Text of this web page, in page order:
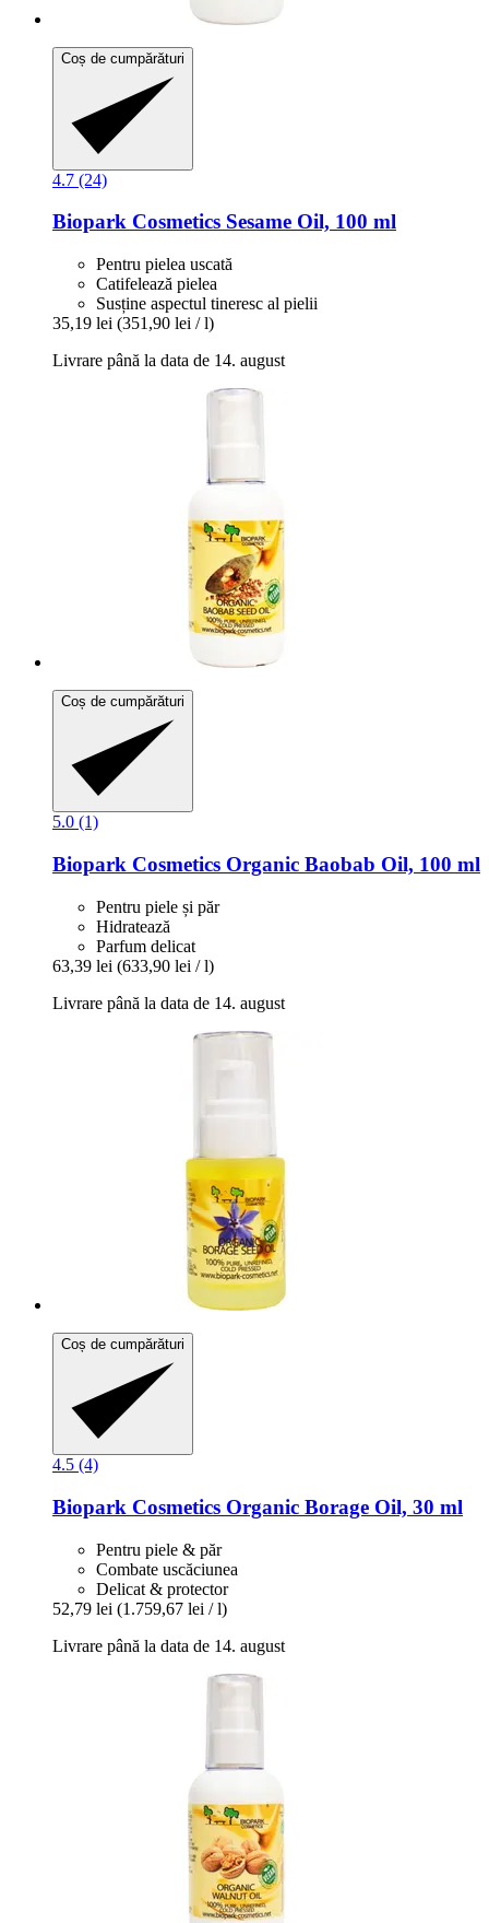
Coș de cumpărături
4.7 (24)
Biopark Cosmetics Sesame Oil, 100 ml
Pentru pielea uscată
Catifelează pielea
Susține aspectul tineresc al pielii
35,19 lei (351,90 lei / l)
Livrare până la data de 14. august
Coș de cumpărături
5.0 (1)
Biopark Cosmetics Organic Baobab Oil, 100 ml
Pentru piele și păr
Hidratează
Parfum delicat
63,39 lei (633,90 lei / l)
Livrare până la data de 14. august
Coș de cumpărături
4.5 (4)
Biopark Cosmetics Organic Borage Oil, 30 ml
Pentru piele & păr
Combate uscăciunea
Delicat & protector
52,79 lei (1.759,67 lei / l)
Livrare până la data de 14. august